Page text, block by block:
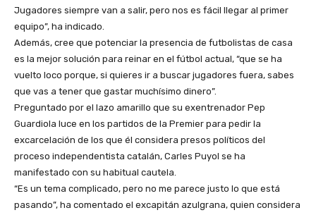
Jugadores siempre van a salir, pero nos es fácil llegar al primer
equipo”, ha indicado.
Además, cree que potenciar la presencia de futbolistas de casa
es la mejor solución para reinar en el fútbol actual, “que se ha
vuelto loco porque, si quieres ir a buscar jugadores fuera, sabes
que vas a tener que gastar muchísimo dinero”.
Preguntado por el lazo amarillo que su exentrenador Pep
Guardiola luce en los partidos de la Premier para pedir la
excarcelación de los que él considera presos políticos del
proceso independentista catalán, Carles Puyol se ha
manifestado con su habitual cautela.
“Es un tema complicado, pero no me parece justo lo que está
pasando”, ha comentado el excapitán azulgrana, quien considera